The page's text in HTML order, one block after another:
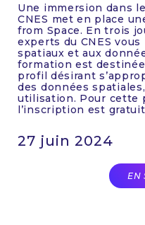
27 juin 2024
Une immersion dans
CNES met en place
from Space. En trois
experts du CNES
spatiaux et aux
formation est
profil désirant
des données
utilisation. Pour cette
l’inscription est
EN